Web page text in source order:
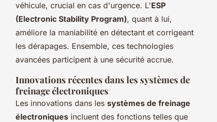
véhicule, crucial en cas d'urgence. L'ESP
(Electronic Stability Program), quant à lui,
améliore la maniabilité en détectant et corrigeant
les dérapages. Ensemble, ces technologies
avancées participent à une sécurité accrue.
Innovations récentes dans les systèmes de
freinage électroniques
Les innovations dans les systèmes de freinage
électroniques incluent des fonctions telles que